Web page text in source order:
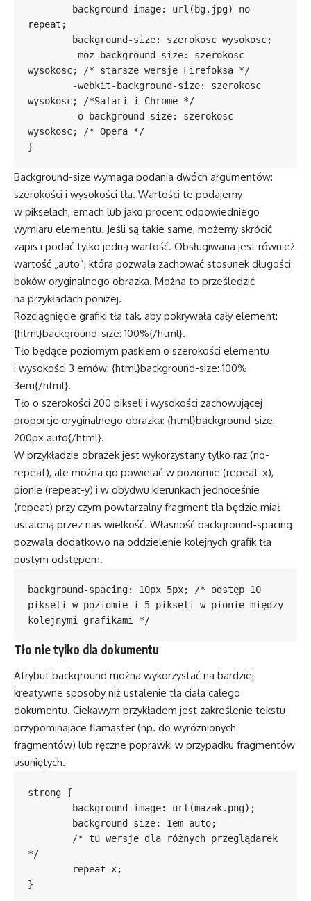
repeat;
wysokosc; /* starsze wersje Firefoksa */
wysokosc; /*Safari i Chrome */
wysokosc; /* Opera */
}
Background-size wymaga podania dwóch argumentów:
szerokości i wysokości tła. Wartości te podajemy
w pikselach, emach lub jako procent odpowiedniego
wymiaru elementu. Jeśli są takie same, możemy skrócić
zapis i podać tylko jedną wartość. Obsługiwana jest również
wartość „auto”, która pozwala zachować stosunek długości
boków oryginalnego obrazka. Można to prześledzić
na przykładach poniżej.
Rozciągnięcie grafiki tła tak, aby pokrywała cały element:
{html}background-size: 100%{/html}.
Tło będące poziomym paskiem o szerokości elementu
i wysokości 3 emów: {html}background-size: 100%
3em{/html}.
Tło o szerokości 200 pikseli i wysokości zachowującej
proporcje oryginalnego obrazka: {html}background-size:
200px auto{/html}.
W przykładzie obrazek jest wykorzystany tylko raz (no-
repeat), ale można go powielać w poziomie (repeat-x),
pionie (repeat-y) i w obydwu kierunkach jednoceśnie
(repeat) przy czym powtarzalny fragment tła będzie miał
ustaloną przez nas wielkość. Własność background-spacing
pozwala dodatkowo na oddzielenie kolejnych grafik tła
pustym odstępem.
background-spacing: 10px 5px; /* odstęp 10
pikseli w poziomie i 5 pikseli w pionie między
Tło nie tylko dla dokumentu
Atrybut background można wykorzystać na bardziej
kreatywne sposoby niż ustalenie tła ciała całego
dokumentu. Ciekawym przykładem jest zakreślenie tekstu
przypominające flamaster (np. do wyróżnionych
fragmentów) lub ręczne poprawki w przypadku fragmentów
usuniętych.
strong {
*/
}